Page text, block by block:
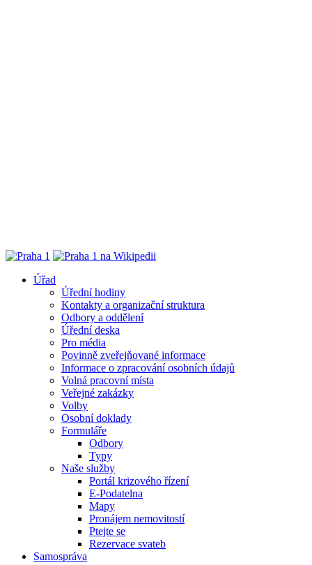
Úřad
Úřední hodiny
Kontakty a organizační struktura
Odbory a oddělení
Úřední deska
Pro média
Povinně zveřejňované informace
Informace o zpracování osobních údajů
Volná pracovní místa
Veřejné zakázky
Volby
Osobní doklady
Formuláře
Odbory
Typy
Naše služby
Portál krizového řízení
E-Podatelna
Mapy
Pronájem nemovitostí
Ptejte se
Rezervace svateb
Samospráva